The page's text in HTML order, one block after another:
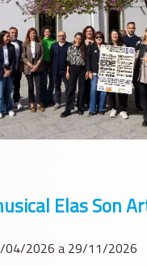
Elas Son
04/2026 a 29/11/2026